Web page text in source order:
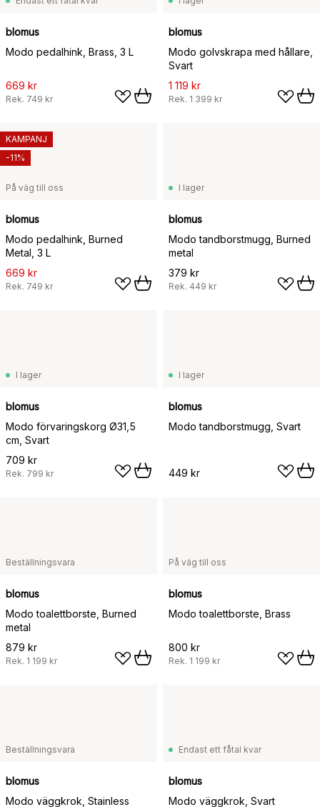
blomus
Modo pedalhink, Brass, 3 L
669 kr
Rek. 749 kr
blomus
Modo golvskrapa med hållare,
Svart
1 119 kr
Rek. 1 399 kr
På väg till oss
blomus
Modo pedalhink, Burned
Metal, 3 L
669 kr
Rek. 749 kr
KAMPANJ
-11%
I lager
blomus
Modo tandborstmugg, Burned
metal
379 kr
Rek. 449 kr
I lager
blomus
Modo förvaringskorg Ø31,5
cm, Svart
709 kr
Rek. 799 kr
I lager
blomus
Modo tandborstmugg, Svart
449 kr
Beställningsvara
blomus
Modo toalettborste, Burned
metal
879 kr
Rek. 1 199 kr
På väg till oss
blomus
Modo toalettborste, Brass
800 kr
Rek. 1 199 kr
Beställningsvara
blomus
Modo väggkrok, Stainless
Endast ett fåtal kvar
blomus
Modo väggkrok, Svart